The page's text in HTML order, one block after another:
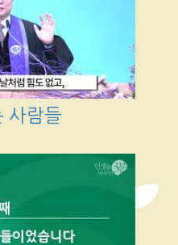
사람들